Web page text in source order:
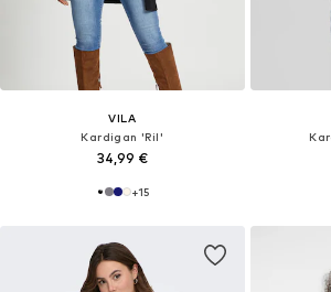
VILA
Kardigan 'Ril'
34,99 €
+15